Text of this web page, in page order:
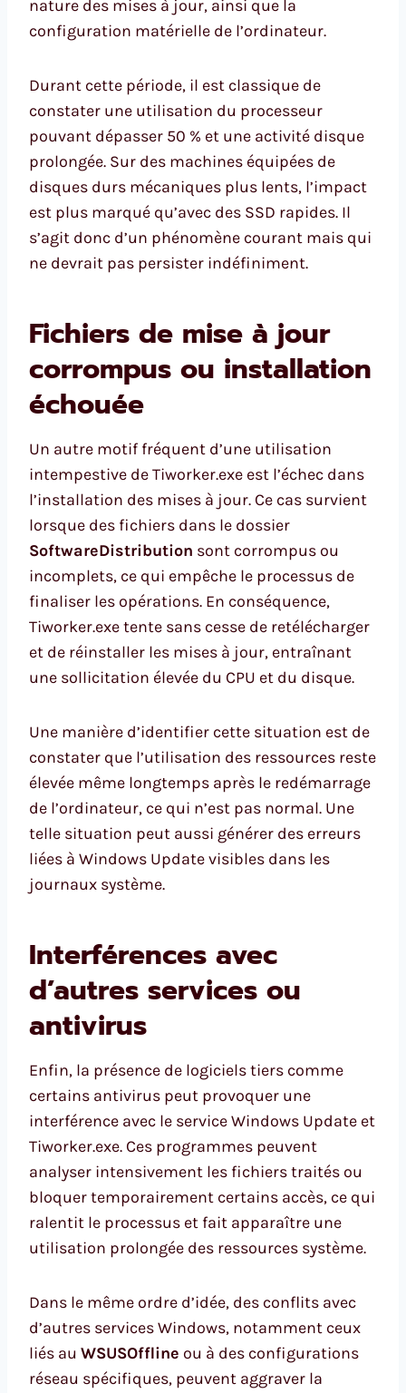
nature des mises à jour, ainsi que la
configuration matérielle de l’ordinateur.
Durant cette période, il est classique de
constater une utilisation du processeur
pouvant dépasser 50 % et une activité disque
prolongée. Sur des machines équipées de
disques durs mécaniques plus lents, l’impact
est plus marqué qu’avec des SSD rapides. Il
s’agit donc d’un phénomène courant mais qui
ne devrait pas persister indéfiniment.
Fichiers de mise à jour
corrompus ou installation
échouée
Un autre motif fréquent d’une utilisation
intempestive de Tiworker.exe est l’échec dans
l’installation des mises à jour. Ce cas survient
lorsque des fichiers dans le dossier
SoftwareDistribution sont corrompus ou
incomplets, ce qui empêche le processus de
finaliser les opérations. En conséquence,
Tiworker.exe tente sans cesse de retélécharger
et de réinstaller les mises à jour, entraînant
une sollicitation élevée du CPU et du disque.
Une manière d’identifier cette situation est de
constater que l’utilisation des ressources reste
élevée même longtemps après le redémarrage
de l’ordinateur, ce qui n’est pas normal. Une
telle situation peut aussi générer des erreurs
liées à Windows Update visibles dans les
journaux système.
Interférences avec
d’autres services ou
antivirus
Enfin, la présence de logiciels tiers comme
certains antivirus peut provoquer une
interférence avec le service Windows Update et
Tiworker.exe. Ces programmes peuvent
analyser intensivement les fichiers traités ou
bloquer temporairement certains accès, ce qui
ralentit le processus et fait apparaître une
utilisation prolongée des ressources système.
Dans le même ordre d’idée, des conflits avec
d’autres services Windows, notamment ceux
liés au WSUSOffline ou à des configurations
réseau spécifiques, peuvent aggraver la